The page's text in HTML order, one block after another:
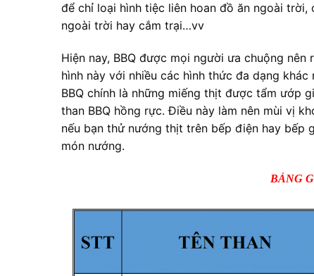
để chỉ loại hình tiệc liên hoan đồ ăn ngoài
ngoài trời hay cắm trại…vv
Hiện nay, BBQ được mọi người ưa chuộng
hình này với nhiều các hình thức đa dạng
BBQ chính là những miếng thịt được tẩm
than BBQ hồng rực. Điều này làm nên mùi vị
nếu bạn thử nướng thịt trên bếp điện hay bếp
món nướng.
BẢNG